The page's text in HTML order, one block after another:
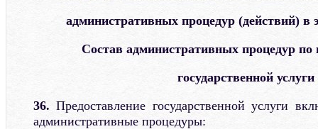
административных процедур (действий) в
Состав административных процедур по
государственной услуги
36.Предоставление государственной услуги
административные процедуры: